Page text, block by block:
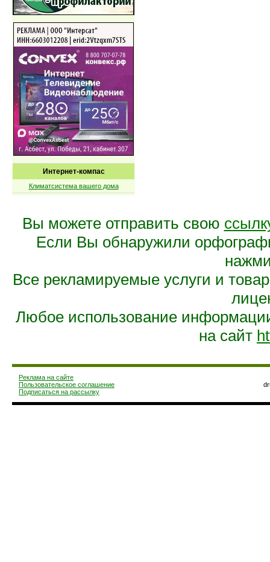
Интернет-компас
Климатсистема вашего дома
Вы можете отправить свою
Если Вы обнаружили
Все рекламируемые услуги и
Любое использование
на сайт
Реклама на сайте
Пользовательское соглашение
Подписаться на рассылку